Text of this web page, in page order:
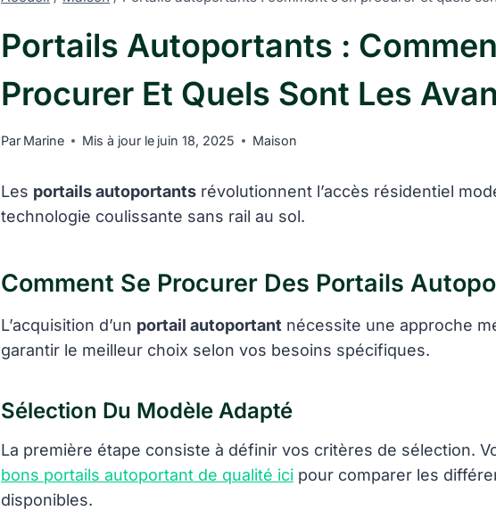
Portails Autoportants :
Procurer Et Quels Sont Les
Par Marine Mis à jour le juin 18, 2025 Maison
Les portails autoportants révolutionnent l’accès résidentiel
technologie coulissante sans rail au sol.
Comment Se Procurer Des Portails
L’acquisition d’un portail autoportant nécessite une approche
garantir le meilleur choix selon vos besoins spécifiques.
Sélection Du Modèle Adapté
La première étape consiste à définir vos critères de sélection.
bons portails autoportant de qualité ici pour comparer les
disponibles.